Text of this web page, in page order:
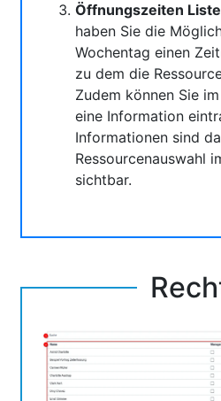
Öffnungszeiten Liste
haben Sie die
Wochentag einen
zu dem die
Zudem können Sie
eine Information
Informationen sind
Ressourcenauswahl
sichtbar.